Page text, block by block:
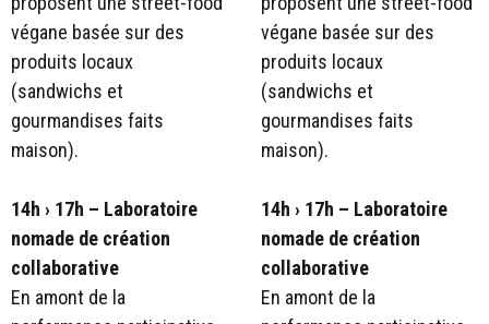
végane basée sur des
produits locaux
(sandwichs et
gourmandises faits
maison).
14h › 17h – Laboratoire
nomade de création
collaborative
En amont de la
végane basée sur des
produits locaux
(sandwichs et
gourmandises faits
maison).
14h › 17h – Laboratoire
nomade de création
collaborative
En amont de la